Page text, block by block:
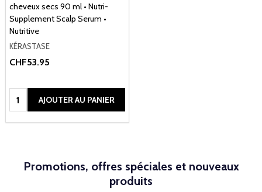
cheveux secs 90 ml • Nutri-
Supplement Scalp Serum •
Nutritive
KÉRASTASE
CHF53.95
Quantité:AJOUTER AU PANIER
Promotions, offres spéciales et nouveaux
produits